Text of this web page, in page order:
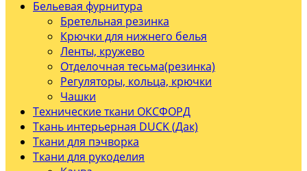
Бельевая фурнитура
Бретельная резинка
Крючки для нижнего белья
Ленты, кружево
Отделочная тесьма(резинка)
Регуляторы, кольца, крючки
Чашки
Технические ткани ОКСФОРД
Ткань интерьерная DUCK (Дак)
Ткани для пэчворка
Ткани для рукоделия